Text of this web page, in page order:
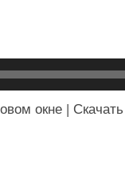
окне | Скачать